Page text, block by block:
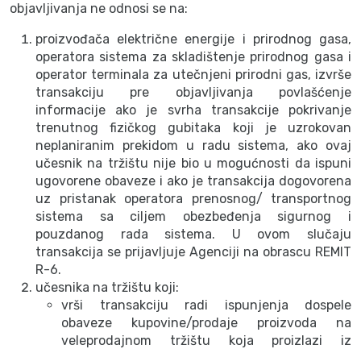
objavljivanja ne odnosi se na:
proizvođača električne energije i prirodnog gasa,
operatora sistema za skladištenje prirodnog gasa i
operator terminala za utečnjeni prirodni gas, izvrše
transakciju pre objavljivanja povlašćenje
informacije ako je svrha transakcije pokrivanje
trenutnog fizičkog gubitaka koji je uzrokovan
neplaniranim prekidom u radu sistema, ako ovaj
učesnik na tržištu nije bio u mogućnosti da ispuni
ugovorene obaveze i ako je transakcija dogovorena
uz pristanak operatora prenosnog/ transportnog
sistema sa ciljem obezbeđenja sigurnog i
pouzdanog rada sistema. U ovom slučaju
transakcija se prijavljuje Agenciji na obrascu REMIT
R-6.
učesnika na tržištu koji:
vrši transakciju radi ispunjenja dospele
obaveze kupovine/prodaje proizvoda na
veleprodajnom tržištu koja proizlazi iz